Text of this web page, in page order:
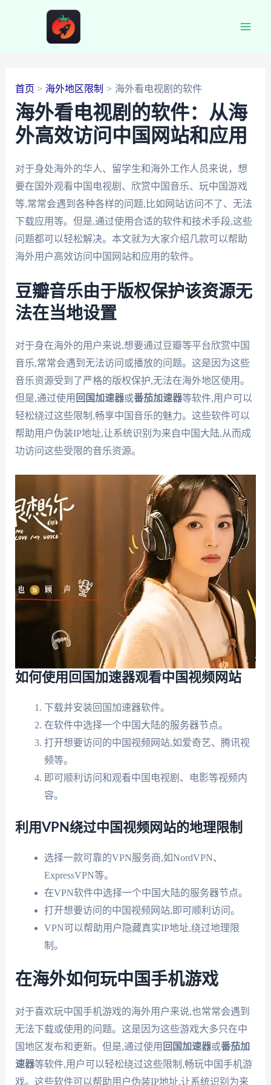
首页 海外地区限制 海外看电视剧的软件
海外看电视剧的软件：从海
外高效访问中国网站和应用
对于身处海外的华人、留学生和海外工作人员来说，想
要在国外观看中国电视剧、欣赏中国音乐、玩中国游戏
等,常常会遇到各种各样的问题,比如网站访问不了、无法
下载应用等。但是,通过使用合适的软件和技术手段,这些
问题都可以轻松解决。本文就为大家介绍几款可以帮助
海外用户高效访问中国网站和应用的软件。
豆瓣音乐由于版权保护该资源无
法在当地设置
对于身在海外的用户来说,想要通过豆瓣等平台欣赏中国
音乐,常常会遇到无法访问或播放的问题。这是因为这些
音乐资源受到了严格的版权保护,无法在海外地区使用。
但是,通过使用 回国加速器或番茄加速器等软件,用户可以
轻松绕过这些限制,畅享中国音乐的魅力。这些软件可以
帮助用户伪装IP地址,让系统识别为来自中国大陆,从而成
功访问这些受限的音乐资源。
如何使用回国加速器观看中国视频网站
下载并安装回国加速器软件。
在软件中选择一个中国大陆的服务器节点。
打开想要访问的中国视频网站,如爱奇艺、腾讯视
频等。
即可顺利访问和观看中国电视剧、电影等视频内
容。
利用VPN绕过中国视频网站的地理限制
选择一款可靠的VPN服务商,如NordVPN、
ExpressVPN等。
在VPN软件中选择一个中国大陆的服务器节点。
打开想要访问的中国视频网站,即可顺利访问。
VPN可以帮助用户隐藏真实IP地址,绕过地理限
制。
在海外如何玩中国手机游戏
对于喜欢玩中国手机游戏的海外用户来说,也常常会遇到
无法下载或使用的问题。这是因为这些游戏大多只在中
国地区发布和更新。但是,通过使用 回国加速器或番茄加
速器等软件,用户可以轻松绕过这些限制,畅玩中国手机游
戏。这些软件可以帮助用户伪装IP地址,让系统识别为来